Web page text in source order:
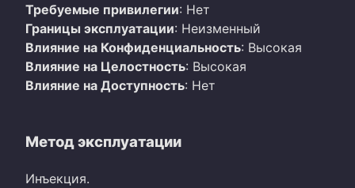
Требуемые привилегии: Нет
Границы эксплуатации: Неизменный
Влияние на Конфиденциальность: Высокая
Влияние на Целостность: Высокая
Влияние на Доступность: Нет
Метод эксплуатации
Инъекция.